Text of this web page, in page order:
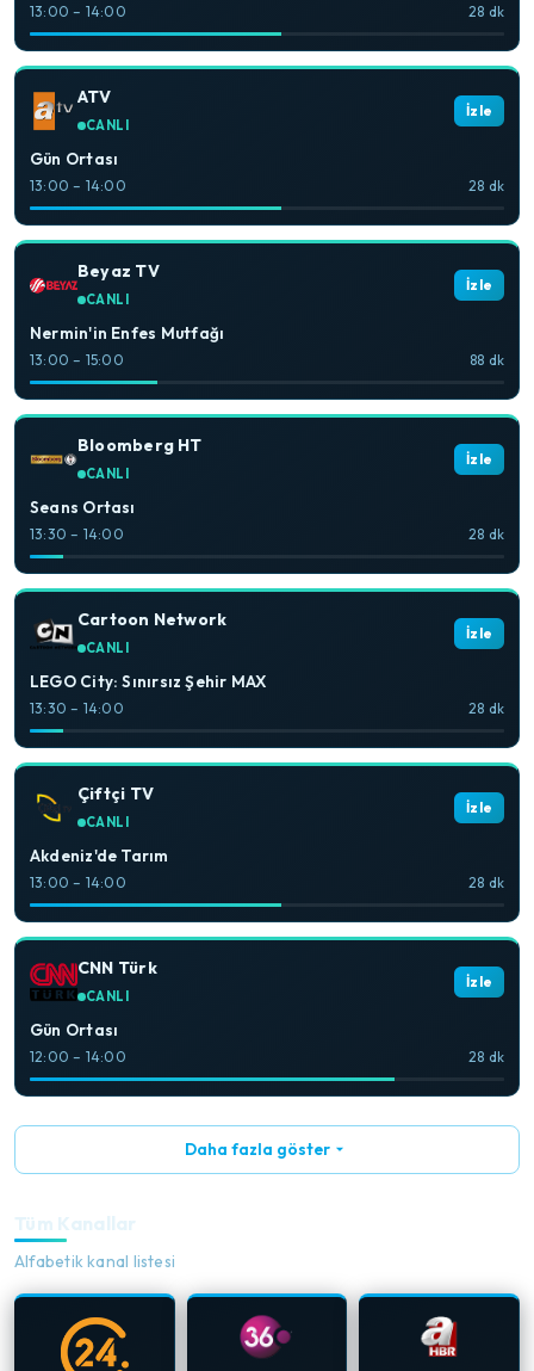
13:00 – 14:00 28 dk
ATV
CANLI
İzle
Gün Ortası
13:00 – 14:00 28 dk
Beyaz TV
CANLI
İzle
Nermin'in Enfes Mutfağı
13:00 – 15:00 88 dk
Bloomberg HT
CANLI
İzle
Seans Ortası
13:30 – 14:00 28 dk
Cartoon Network
CANLI
İzle
LEGO City: Sınırsız Şehir MAX
13:30 – 14:00 28 dk
Çiftçi TV
CANLI
İzle
Akdeniz'de Tarım
13:00 – 14:00 28 dk
CNN Türk
CANLI
İzle
Gün Ortası
12:00 – 14:00 28 dk
Daha fazla göster
Tüm Kanallar
Alfabetik kanal listesi